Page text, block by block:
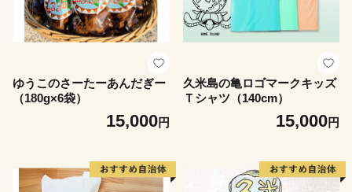
ゆうこのさーたーあんだぎー
（180g×6袋）
15,000円
久米島の亀ロゴマークキッズ
Ｔシャツ（140cm）
15,000円